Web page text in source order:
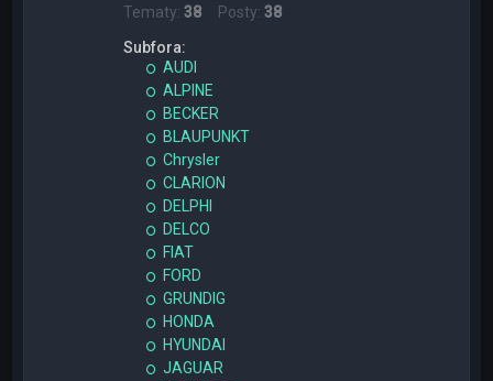
Tematy:38 Posty:38
Subfora:
AUDI
ALPINE
BECKER
BLAUPUNKT
Chrysler
CLARION
DELPHI
DELCO
FIAT
FORD
GRUNDIG
HONDA
HYUNDAI
JAGUAR